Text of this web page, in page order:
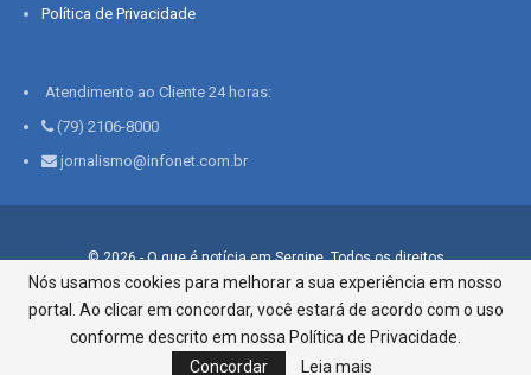
Política de Privacidade
Atendimento ao Cliente 24 horas:
(79) 2106-8000
jornalismo@infonet.com.br
© 2026 - O que é notícia em Sergipe. Todos os direitos
reservados.
Infonet - Rua Monsenhor Silveira 276, Bairro São José |
Aracaju-SE, CEP 49015-030, Fone: 79.2106.8000 - CI Centro de
Informações LTDA
Nós usamos cookies para melhorar a sua experiência em nosso
portal. Ao clicar em concordar, você estará de acordo com o uso
conforme descrito em nossa Política de Privacidade.
Concordar
Leia mais